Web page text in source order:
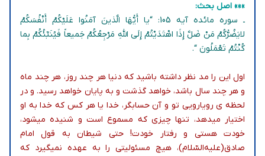
»»» اصل بحث:
ـ سوره مائده آیه 105: “یا أَیُّهَا الَّذینَ آمَنُوا عَلَیْکُمْ أَنْفُسَکُمْ
لایَضُرُّکُمْ مَنْ ضَلَّ إِذَا اهْتَدَیْتُمْ إِلَى اللّهِ مَرْجِعُکُمْ جَمیعاً فَیُنَبِّئُکُمْ بِما
کُنْتُمْ تَعْمَلُونَ “.
اول این را مد نظر داشته باشید که دنیا هر چند روز، هر چند ماه
و هر چند سال باشد، خواهد گذشت و به پایان خواهد رسید. و در
لحظه ی رویارویی تو و آن حسابگر، خدا یا هر کس که خدا به او
اختیار میدهد، تنها چیزی که مسموع است و شنیده میشود،
خودت هستی و رفتار خودت! حتی شیطان به قول امام
صادق(علیه‌السّلام)، هیچ مسئولیتی را به عهده نمیگیرد که